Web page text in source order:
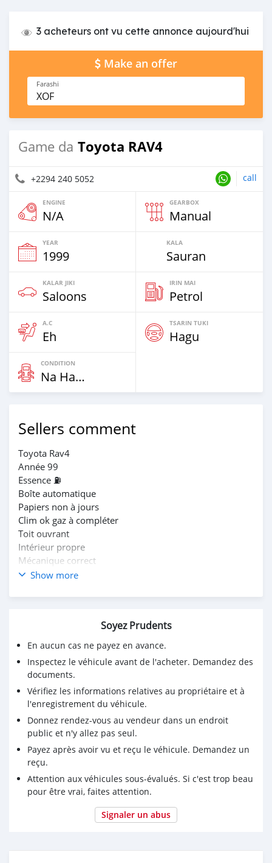
3 acheteurs ont vu cette annonce aujourd'hui
Make an offer
Farashi
XOF
Game da Toyota RAV4
+2294 240 5052 call
ENGINE
N/A
GEARBOX
Manual
YEAR
1999
KALA
Sauran
KALAR JIKI
Saloons
IRIN MAI
Petrol
A.C
Eh
TSARIN TUKI
Hagu
CONDITION
Na Hannu
Sellers comment
Toyota Rav4
Année 99
Essence ⛽️
Boîte automatique
Papiers non à jours
Clim ok gaz à compléter
Toit ouvrant
Intérieur propre
Mécanique correct
Prix 900 milles
42405052
Show more
Soyez Prudents
En aucun cas ne payez en avance.
Inspectez le véhicule avant de l'acheter. Demandez des
documents.
Vérifiez les informations relatives au propriétaire et à
l'enregistrement du véhicule.
Donnez rendez-vous au vendeur dans un endroit
public et n'y allez pas seul.
Payez après avoir vu et reçu le véhicule. Demandez un
reçu.
Attention aux véhicules sous-évalués. Si c'est trop beau
pour être vrai, faites attention.
Signaler un abus